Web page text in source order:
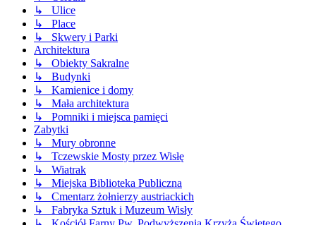
↳ Ulice
↳ Place
↳ Skwery i Parki
Architektura
↳ Obiekty Sakralne
↳ Budynki
↳ Kamienice i domy
↳ Mała architektura
↳ Pomniki i miejsca pamięci
Zabytki
↳ Mury obronne
↳ Tczewskie Mosty przez Wisłę
↳ Wiatrak
↳ Miejska Biblioteka Publiczna
↳ Cmentarz żołnierzy austriackich
↳ Fabryka Sztuk i Muzeum Wisły